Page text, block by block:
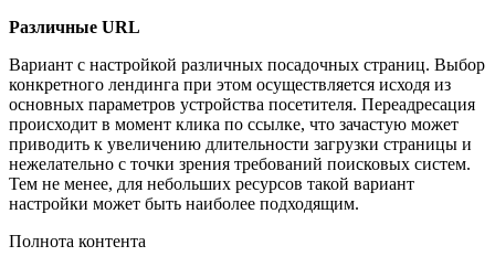
Различные URL
Вариант с настройкой различных посадочных страниц. Выбор
конкретного лендинга при этом осуществляется исходя из
основных параметров устройства посетителя. Переадресация
происходит в момент клика по ссылке, что зачастую может
приводить к увеличению длительности загрузки страницы и
нежелательно с точки зрения требований поисковых систем.
Тем не менее, для небольших ресурсов такой вариант
настройки может быть наиболее подходящим.
Полнота контента